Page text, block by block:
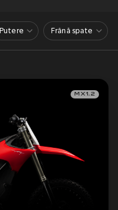
Putere Frână spate
MX1.2